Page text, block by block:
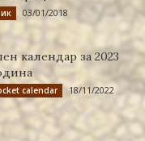
03/01/2018
календар за 2023
calendar 18/11/2022